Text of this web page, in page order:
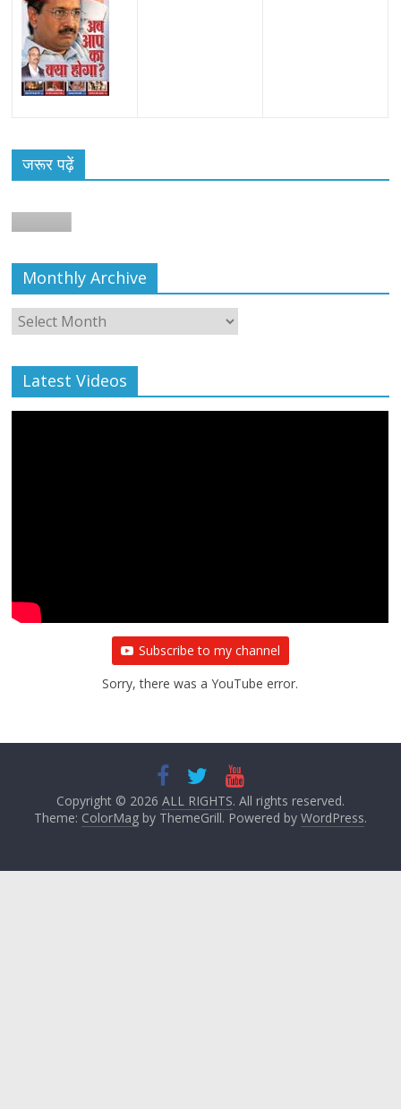
जरूर पढ़ें
Monthly Archive
Monthly
Archive
Latest Videos
Subscribe to my channel
Sorry, there was a YouTube error.
Copyright © 2026 ALL RIGHTS. All rights reserved.
Theme: ColorMagby ThemeGrill. Powered by WordPress.